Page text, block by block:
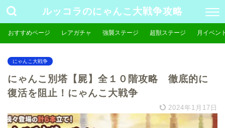
ルッコラのにゃんこ大戦争攻略
おすすめページ レアガチャ 強襲ステージ 超獣ステージ 月イベン
にゃんこ大戦争
にゃんこ別塔【屍】全１０階攻略 徹底的に
復活を阻止！にゃんこ大戦争
2024年1月17日